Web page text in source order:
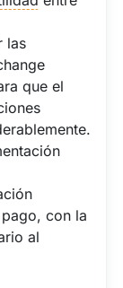
las
que el
con la
al